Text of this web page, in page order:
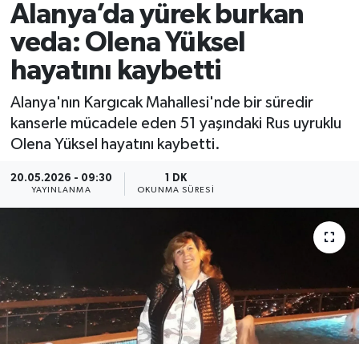
Alanya’da yürek burkan
veda: Olena Yüksel
hayatını kaybetti
Alanya'nın Kargıcak Mahallesi'nde bir süredir
kanserle mücadele eden 51 yaşındaki Rus uyruklu
Olena Yüksel hayatını kaybetti.
20.05.2026 - 09:30
YAYINLANMA
1 DK
OKUNMA SÜRESI
Spor
Turizm
Ekonomi
Gazipaşa
Tüm Manşetler
Son Dakika Haberleri
Haber Arşivi